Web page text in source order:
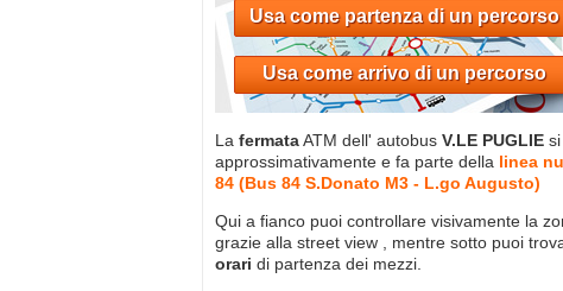
Usa come partenza di un percorso
Usa come arrivo di un percorso
La fermataATM dell' autobus V.LE PUGLIE
approssimativamente e fa parte della linea
84 (Bus 84 S.Donato M3 - L.go Augusto)
Qui a fianco puoi controllare visivamente la
grazie alla street view , mentre sotto puoi
orari di partenza dei mezzi.